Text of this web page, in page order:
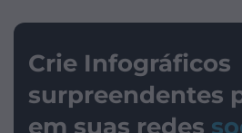
Crie Infográficos
surpreendentes
em suas redes